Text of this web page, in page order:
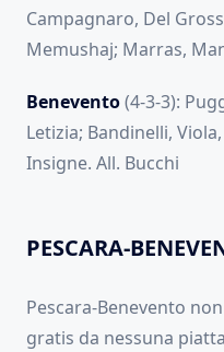
Campagnaro, Del
Memushaj; Marras,
Benevento(4-3-3):
Letizia; Bandinelli,
Insigne. All. Bucchi
PESCARA-
Pescara-Benevento
gratis da nessuna